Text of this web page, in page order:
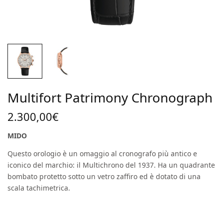
Multifort Patrimony Chronograph
2.300,00€
MIDO
Questo orologio è un omaggio al cronografo più antico e
iconico del marchio: il Multichrono del 1937. Ha un quadrante
bombato protetto sotto un vetro zaffiro ed è dotato di una
scala tachimetrica.